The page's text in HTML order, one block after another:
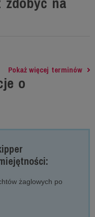
Pokaż więcej terminów
o
żaglowych po